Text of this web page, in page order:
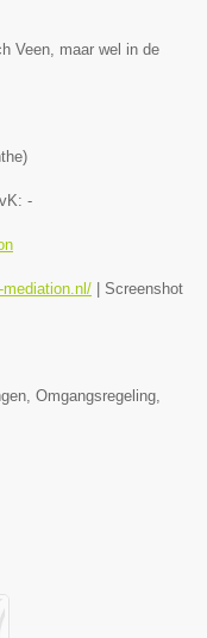
Veen, maar wel in de
)
-
mediation.nl/
Screenshot
Omgangsregeling,